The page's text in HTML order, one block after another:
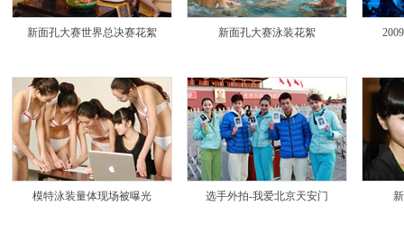
新面孔大赛世界总决赛花絮 新面孔大赛泳装花絮
模特泳装量体现场被曝光 选手外拍-我爱北京天安门